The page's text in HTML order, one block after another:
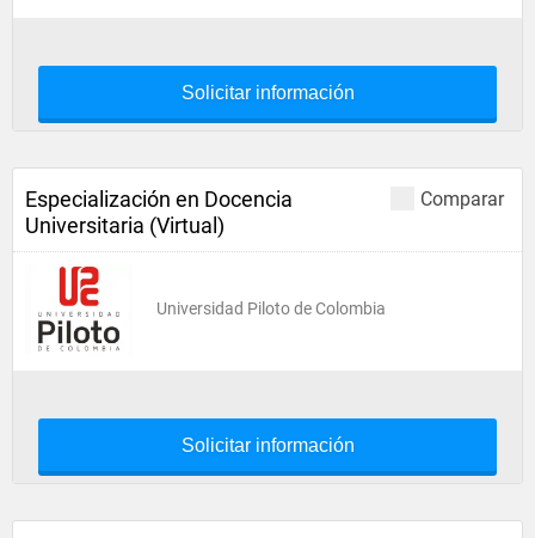
Solicitar información
Comparar
Especialización en Docencia
Universitaria (Virtual)
Universidad Piloto de Colombia
Solicitar información